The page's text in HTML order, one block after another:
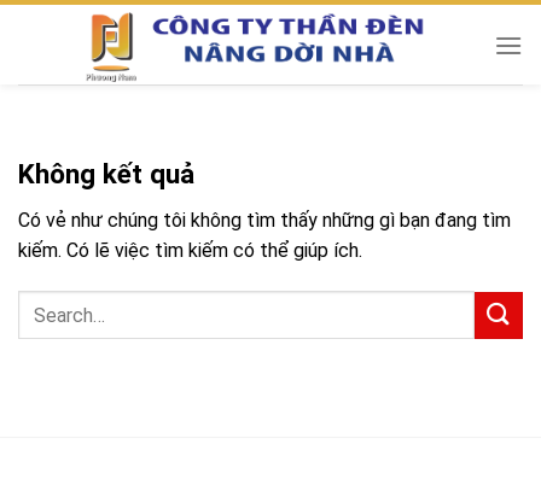
Chuyển
Không kết quả
Có vẻ như chúng tôi không tìm thấy những gì bạn đang tìm
kiếm. Có lẽ việc tìm kiếm có thể giúp ích.